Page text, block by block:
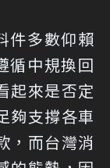
件多數仰賴
循中規換回
起來是否定
夠支撐各車
，而台灣消